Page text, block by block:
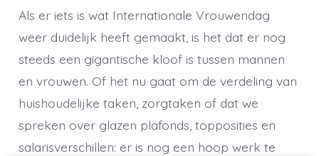
Als er iets is wat Internationale Vrouwendag
weer duidelijk heeft gemaakt, is het dat er nog
steeds een gigantische kloof is tussen mannen
en vrouwen. Of het nu gaat om de verdeling van
huishoudelijke taken, zorgtaken of dat we
spreken over glazen plafonds, topposities en
salarisverschillen: er is nog een hoop werk te